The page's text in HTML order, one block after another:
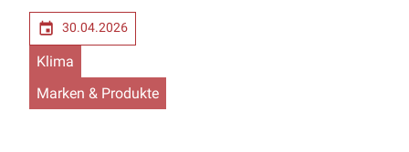
30.04.2026
Klima
Marken & Produkte